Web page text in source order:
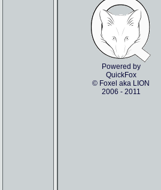
Powered by
QuickFox
© Foxel aka LION
2006 - 2011